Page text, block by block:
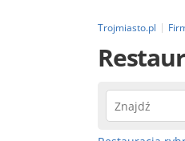
Trojmiasto.pl